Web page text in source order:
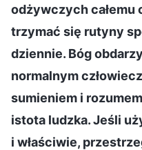
odżywczych całemu
trzymać się rutyny
dziennie. Bóg
normalnym
sumieniem i
istota ludzka. Jeśli
i właściwie,